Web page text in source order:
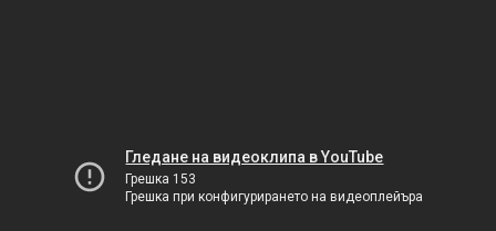
Гледане на видеоклипа в YouTube
Грешка 153
Грешка при конфигурирането на видеоплейъра